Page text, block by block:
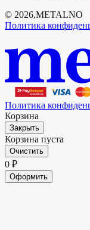
© 2026,METALNO
Политика
Политика
Корзина
Закрыть
Корзина пуста
Очистить
0 ₽
Оформить